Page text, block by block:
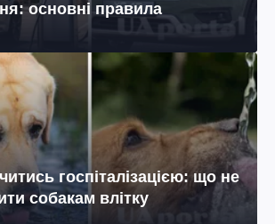
основні правила
госпіталізацією: що не
собакам влітку